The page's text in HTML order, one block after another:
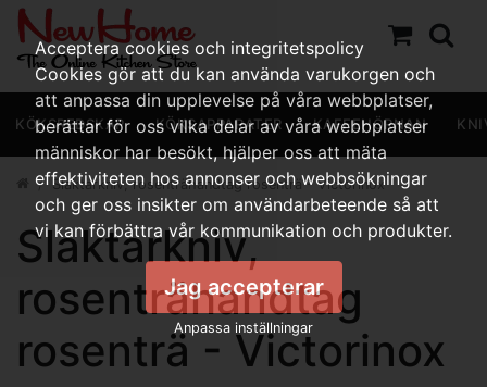
KÖKSREDSKAP KÖKSAPPARATER KAFFEHÖRNAN
Slaktarkniv, rosenträhandtag rosenträ - Victorinox
Slaktarkniv,
rosenträhandtag
rosenträ - Victorinox
Acceptera cookies och integritetspolicy
Cookies gör att du kan använda varukorgen och
att anpassa din upplevelse på våra webbplatser,
berättar för oss vilka delar av våra webbplatser
människor har besökt, hjälper oss att mäta
effektiviteten hos annonser och webbsökningar
och ger oss insikter om användarbeteende så att
vi kan förbättra vår kommunikation och produkter.
Jag accepterar
Anpassa inställningar